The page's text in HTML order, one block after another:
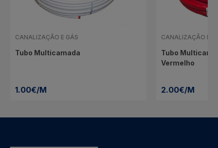
CANALIZAÇÃO E GÁS
Tubo Multicamada
1.00€/M
CANALIZAÇÃO E
Tubo
Vermelho
2.00€/M